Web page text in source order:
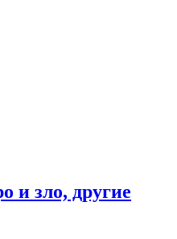
и зло, другие